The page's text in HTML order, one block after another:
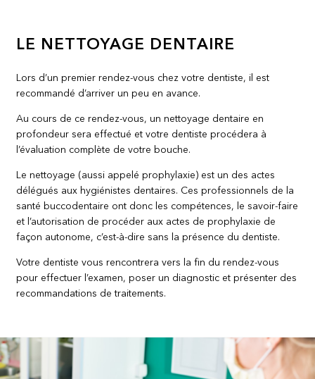
LE NETTOYAGE DENTAIRE
Lors d’un premier rendez-vous chez votre dentiste, il est
recommandé d’arriver un peu en avance.
Au cours de ce rendez-vous, un nettoyage dentaire en
profondeur sera effectué et votre dentiste procédera à
l’évaluation complète de votre bouche.
Le nettoyage (aussi appelé prophylaxie) est un des actes
délégués aux hygiénistes dentaires. Ces professionnels de la
santé buccodentaire ont donc les compétences, le savoir-faire
et l’autorisation de procéder aux actes de prophylaxie de
façon autonome, c’est-à-dire sans la présence du dentiste.
Votre dentiste vous rencontrera vers la fin du rendez-vous
pour effectuer l’examen, poser un diagnostic et présenter des
recommandations de traitements.